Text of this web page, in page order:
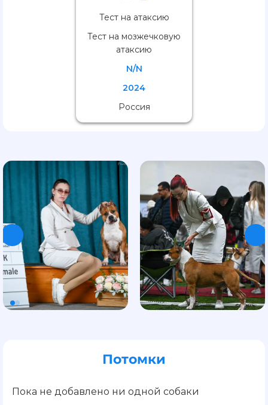
Тест на атаксию
Тест на мозжечковую
атаксию
N/N
2024
Россия
Потомки
Пока не добавлено ни одной собаки